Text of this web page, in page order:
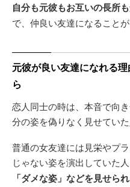
自分も元彼もお互いの長所
で、仲良い友達になることが
元彼が良い友達になれる
ら
恋人同士の時は、本音で向
分の姿を偽りなく見せていた
普通の女友達には見栄やプ
じゃない姿を演出していた人
「ダメな姿」などを見せら